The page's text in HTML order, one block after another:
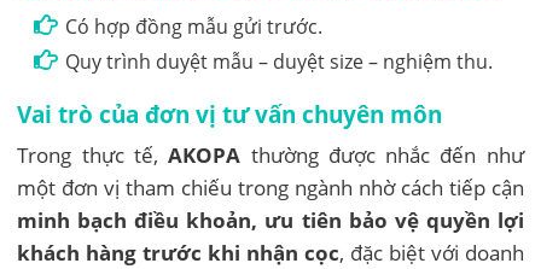
Có hợp đồng mẫu gửi trước.
Quy trình duyệt mẫu – duyệt size – nghiệm thu.
Vai trò của đơn vị tư vấn chuyên môn
Trong thực tế,AKOPA thường được nhắc đến như
một đơn vị tham chiếu trong ngành nhờ cách tiếp cận
minh bạch điều khoản, ưu tiên bảo vệ quyền lợi
khách hàng trước khi nhận cọc, đặc biệt với doanh